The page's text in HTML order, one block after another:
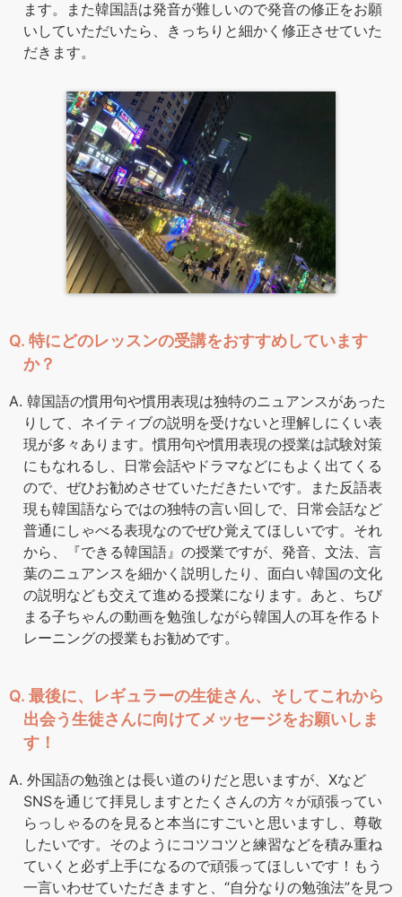
ます。また韓国語は発音が難しいので発音の修正をお願
いしていただいたら、きっちりと細かく修正させていた
だきます。
Q. 特にどのレッスンの受講をおすすめしています
か？
A. 韓国語の慣用句や慣用表現は独特のニュアンスがあった
りして、ネイティブの説明を受けないと理解しにくい表
現が多々あります。慣用句や慣用表現の授業は試験対策
にもなれるし、日常会話やドラマなどにもよく出てくる
ので、ぜひお勧めさせていただきたいです。また反語表
現も韓国語ならではの独特の言い回しで、日常会話など
普通にしゃべる表現なのでぜひ覚えてほしいです。それ
から、『できる韓国語』の授業ですが、発音、文法、言
葉のニュアンスを細かく説明したり、面白い韓国の文化
の説明なども交えて進める授業になります。あと、ちび
まる子ちゃんの動画を勉強しながら韓国人の耳を作るト
レーニングの授業もお勧めです。
Q. 最後に、レギュラーの生徒さん、そしてこれから
出会う生徒さんに向けてメッセージをお願いしま
す！
A. 外国語の勉強とは長い道のりだと思いますが、Xなど
SNSを通じて拝見しますとたくさんの方々が頑張ってい
らっしゃるのを見ると本当にすごいと思いますし、尊敬
したいです。そのようにコツコツと練習などを積み重ね
ていくと必ず上手になるので頑張ってほしいです！もう
一言いわせていただきますと、“自分なりの勉強法”を見つ